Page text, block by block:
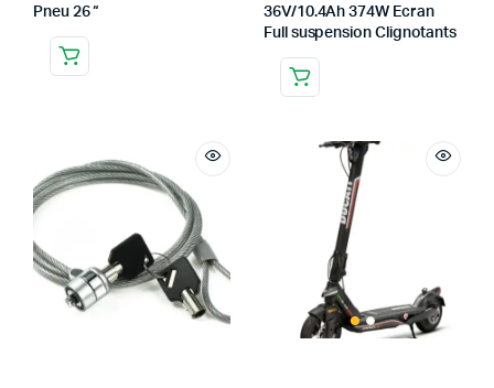
Pneu 26 “
36V/10.4Ah 374W Ecran
Full suspension Clignotants